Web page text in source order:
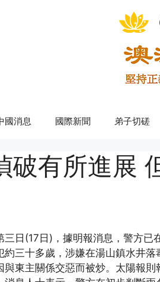
國消息 國際新聞 弟子切磋
破有所進展
三日(17日)，據明報消息，警方
三十多歲，涉嫌在湯山鎮水井
東主關係交惡而被炒。太陽報